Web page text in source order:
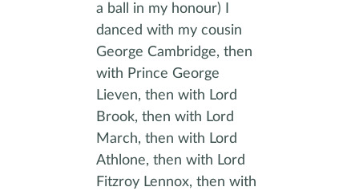
a ball in my honour) I
danced with my cousin
George Cambridge, then
with Prince George
Lieven, then with Lord
Brook, then with Lord
March, then with Lord
Athlone, then with Lord
Fitzroy Lennox, then with